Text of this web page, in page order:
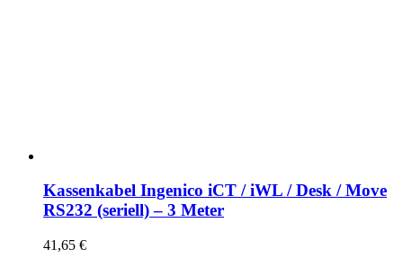
Kassenkabel Ingenico iCT / iWL / Desk / Move
RS232 (seriell) – 3 Meter
41,65 €